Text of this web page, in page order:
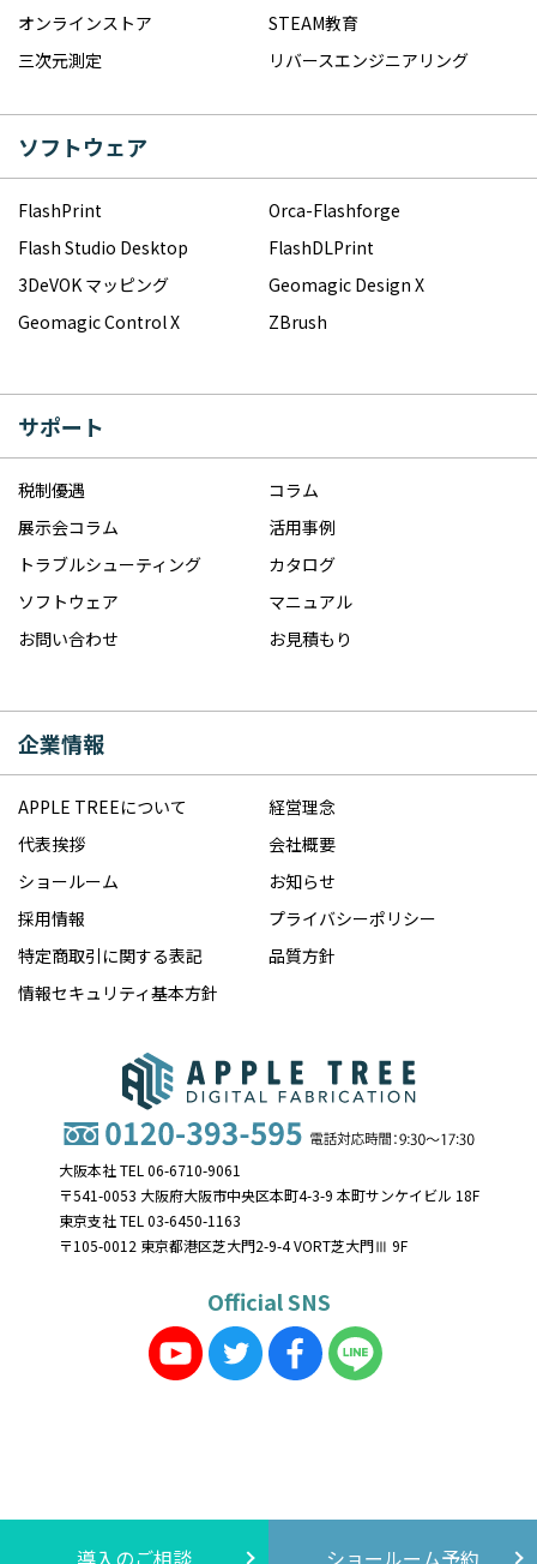
オンラインストア
STEAM教育
三次元測定
リバースエンジニアリング
ソフトウェア
FlashPrint
Orca-Flashforge
Flash Studio Desktop
FlashDLPrint
3DeVOK マッピング
Geomagic Design X
Geomagic Control X
ZBrush
サポート
税制優遇
コラム
展示会コラム
活用事例
トラブルシューティング
カタログ
ソフトウェア
マニュアル
お問い合わせ
お見積もり
企業情報
APPLE TREEについて
経営理念
代表挨拶
会社概要
ショールーム
お知らせ
採用情報
プライバシーポリシー
特定商取引に関する表記
品質方針
情報セキュリティ基本方針
大阪本社 TEL 06-6710-9061
〒541-0053 大阪府大阪市中央区本町4-3-9 本町サンケイビル 18F
東京支社 TEL 03-6450-1163
〒105-0012 東京都港区芝大門2-9-4 VORT芝大門Ⅲ 9F
Official SNS
導入のご相談 ショールーム予約